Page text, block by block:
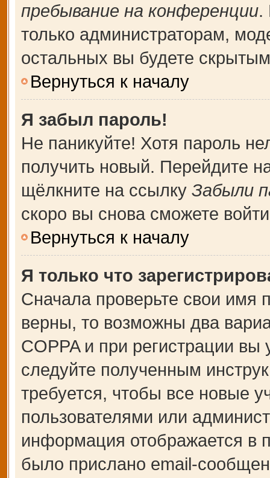
пребывание на конференции.
только администраторам,
остальных вы будете
Вернуться к началу
Я забыл пароль!
Не паникуйте! Хотя пароль
получить новый. Перейдите
щёлкните на ссылку Забыли
скоро вы снова сможете
Вернуться к началу
Я только что
Сначала проверьте свои имя
верны, то возможны два
COPPA и при регистрации вы
следуйте полученным
требуется, чтобы все новые
пользователями или
информация отображается в
было прислано email-